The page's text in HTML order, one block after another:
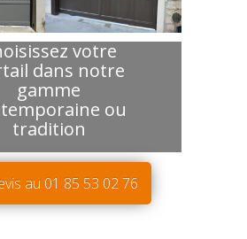
votre
dans notre
gamme
ou
tradition
au 01 85 53 02 76